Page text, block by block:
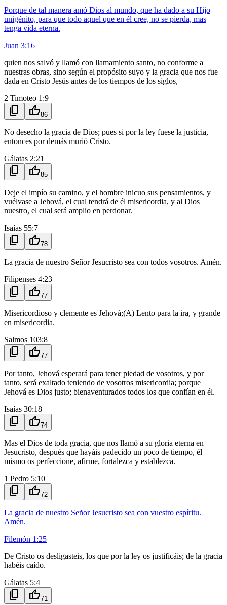
Porque de tal manera amó Dios al mundo, que ha dado a su Hijo
unigénito, para que todo aquel que en él cree, no se pierda, mas
tenga vida eterna.
Juan 3:16
quien nos salvó y llamó con llamamiento santo, no conforme a
nuestras obras, sino según el propósito suyo y la gracia que nos fue
dada en Cristo Jesús antes de los tiempos de los siglos,
2 Timoteo 1:9
content_copy thumb_up86
No desecho la gracia de Dios; pues si por la ley fuese la justicia,
entonces por demás murió Cristo.
Gálatas 2:21
content_copy thumb_up85
Deje el impío su camino, y el hombre inicuo sus pensamientos, y
vuélvase a Jehová, el cual tendrá de él misericordia, y al Dios
nuestro, el cual será amplio en perdonar.
Isaías 55:7
content_copy thumb_up78
La gracia de nuestro Señor Jesucristo sea con todos vosotros. Amén.
Filipenses 4:23
content_copy thumb_up77
Misericordioso y clemente es Jehová;(A) Lento para la ira, y grande
en misericordia.
Salmos 103:8
content_copy thumb_up77
Por tanto, Jehová esperará para tener piedad de vosotros, y por
tanto, será exaltado teniendo de vosotros misericordia; porque
Jehová es Dios justo; bienaventurados todos los que confían en él.
Isaías 30:18
content_copy thumb_up74
Mas el Dios de toda gracia, que nos llamó a su gloria eterna en
Jesucristo, después que hayáis padecido un poco de tiempo, él
mismo os perfeccione, afirme, fortalezca y establezca.
1 Pedro 5:10
content_copy thumb_up72
La gracia de nuestro Señor Jesucristo sea con vuestro espíritu.
Amén.
Filemón 1:25
De Cristo os desligasteis, los que por la ley os justificáis; de la gracia
habéis caído.
Gálatas 5:4
content_copy thumb_up71